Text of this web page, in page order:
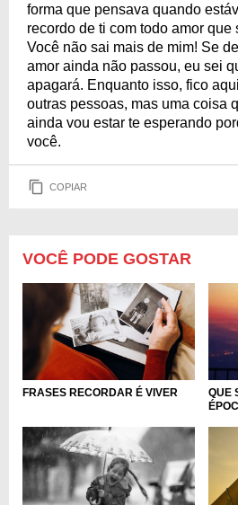
forma que pensava quando
recordo de ti com todo amor que
Você não sai mais de mim! Se
amor ainda não passou, eu sei
apagará. Enquanto isso, fico
outras pessoas, mas uma coisa
ainda vou estar te esperando
você.
COPIAR
VOCÊ PODE GOSTAR
FRASES RECORDAR É VIVER
QUE